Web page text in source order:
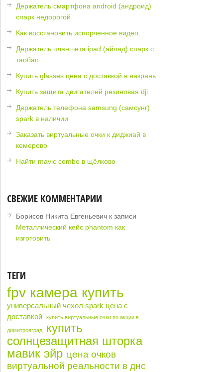
Держатель смартфона android (андроид)
спарк недорогой
Как восстановить испорченное видео
Держатель планшета ipad (айпад) спарк с
таобао
Купить glasses цена с доставкой в назрань
Купить защита двигателей резиновая dji
Держатель телефона samsung (самсунг)
spark в наличии
Заказать виртуальные очки к диджиай в
кемерово
Найти mavic combo в щёлково
СВЕЖИЕ КОММЕНТАРИИ
Борисов Никита Евгеньевич к записи
Металлический кейс phantom как
изготовить
ТЕГИ
fpv камера купить
универсальный чехол spark цена с
доставкой
купить виртуальные очки по акции в
димитровград
купить
солнцезащитная шторка
мавик эйр цена очков
виртуальной реальности в днс